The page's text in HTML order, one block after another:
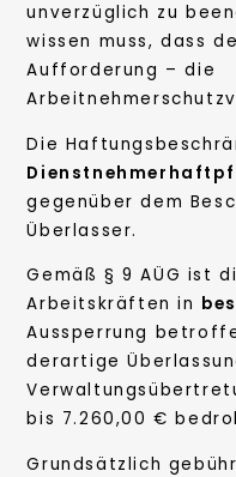
unverzüglich zu
wissen muss, dass
Aufforderung – die
Die
gegenüber dem
Überlasser.
Gemäß § 9 AÜG ist
Arbeitskräften in
Aussperrung
derartige
bis 7.260,00 €
Grundsätzlich